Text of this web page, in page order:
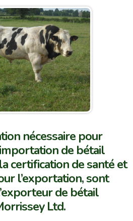
nécessaire pour
de bétail
certification de santé et
l’exportation, sont
de bétail
Ltd.